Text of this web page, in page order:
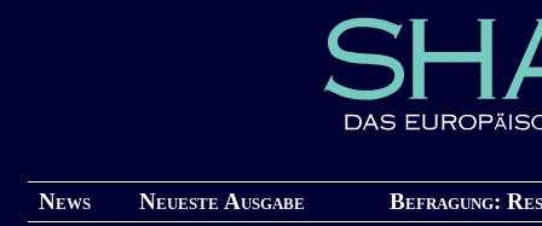
News Neueste Ausgabe Befragung: